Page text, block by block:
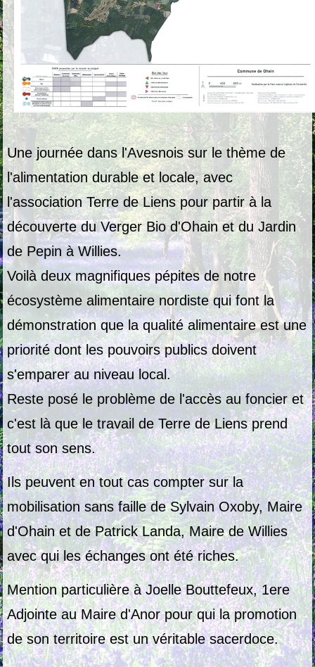
Une journée dans l'Avesnois sur le thème de
l'alimentation durable et locale, avec
l'association Terre de Liens pour partir à la
découverte du Verger Bio d'Ohain et du Jardin
de Pepin à Willies.
Voilà deux magnifiques pépites de notre
écosystème alimentaire nordiste qui font la
démonstration que la qualité alimentaire est une
priorité dont les pouvoirs publics doivent
s'emparer au niveau local.
Reste posé le problème de l'accès au foncier et
c'est là que le travail de Terre de Liens prend
tout son sens.
Ils peuvent en tout cas compter sur la
mobilisation sans faille deSylvain Oxoby, Maire
d'Ohain et de Patrick Landa, Maire de Willies
avec qui les échanges ont été riches.
Mention particulière à Joelle Bouttefeux, 1ere
Adjointe au Maire d'Anor pour qui la promotion
de son territoire est un véritable sacerdoce.